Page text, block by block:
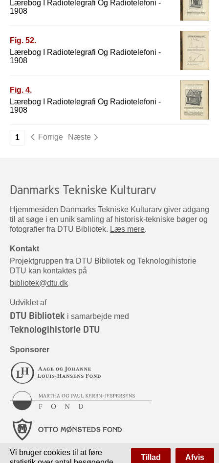
Lærebog I Radiotelegrafi Og Radiotelefoni -
1908
Fig. 52.
Lærebog I Radiotelegrafi Og Radiotelefoni -
1908
Fig. 4.
Lærebog I Radiotelegrafi Og Radiotelefoni -
1908
1 Forrige Næste
Danmarks Tekniske Kulturarv
Hjemmesiden Danmarks Tekniske Kulturarv giver adgang
til at søge i en unik samling af historisk-tekniske bøger og
fotografier fra DTU Bibliotek. Læs mere.
Kontakt
Projektgruppen fra DTU Bibliotek og Teknologihistorie
DTU kan kontaktes på
bibliotek@dtu.dk
Udviklet af
DTU Bibliotek i samarbejde med
Teknologihistorie DTU
Sponsorer
Vi bruger cookies til at føre
Tillad Afvis